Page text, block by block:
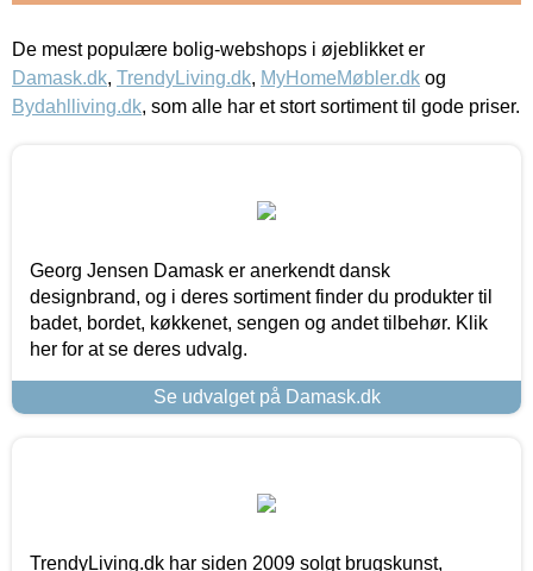
De mest populære bolig-webshops i øjeblikket er
Damask.dk, TrendyLiving.dk, MyHomeMøbler.dk og
Bydahlliving.dk, som alle har et stort sortiment til gode priser.
Georg Jensen Damask er anerkendt dansk
designbrand, og i deres sortiment finder du produkter til
badet, bordet, køkkenet, sengen og andet tilbehør. Klik
her for at se deres udvalg.
Se udvalget på Damask.dk
TrendyLiving.dk har siden 2009 solgt brugskunst,